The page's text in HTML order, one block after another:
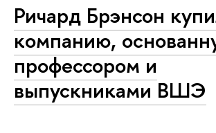
Ричард Брэнсон
компанию,
профессором и
выпускниками ВШЭ